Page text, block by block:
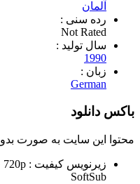
سنی :
:
سایت به صورتبدون سانسور
کیفیت : 720p حجم : MB 690